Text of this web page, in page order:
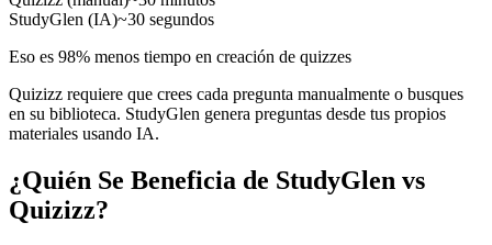
StudyGlen (IA)~30 segundos
Eso es 98% menos tiempo en creación de quizzes
Quizizz requiere que crees cada pregunta manualmente o busques
en su biblioteca. StudyGlen genera preguntas desde tus propios
materiales usando IA.
¿Quién Se Beneficia de StudyGlen vs
Quizizz?